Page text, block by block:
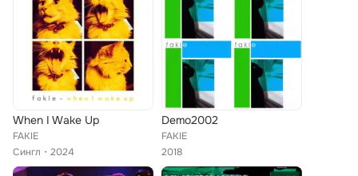
When I Wake Up
FAKIE
Сингл
2024
Demo2002
FAKIE
2018